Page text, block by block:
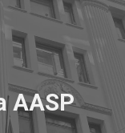
AASP